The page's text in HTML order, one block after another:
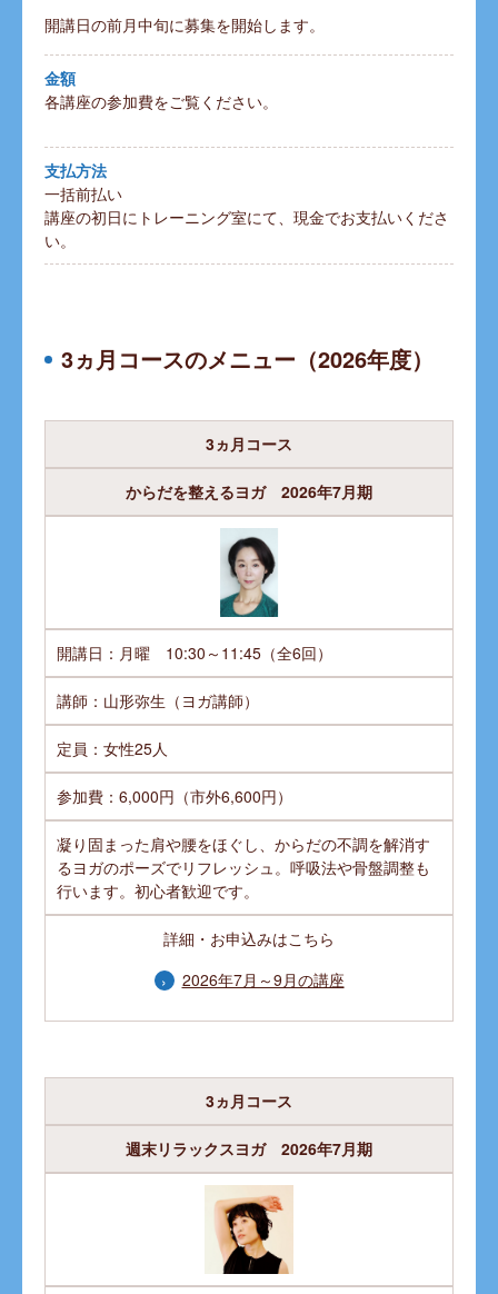
開講日の前月中旬に募集を開始します。
金額
各講座の参加費をご覧ください。
支払方法
一括前払い
講座の初日にトレーニング室にて、現金でお支払いくださ
い。
3ヵ月コースのメニュー（2026年度）
3ヵ月コース
からだを整えるヨガ 2026年7月期
開講日：月曜 10:30～11:45（全6回）
講師：山形弥生（ヨガ講師）
定員：女性25人
参加費：6,000円（市外6,600円）
凝り固まった肩や腰をほぐし、からだの不調を解消す
るヨガのポーズでリフレッシュ。呼吸法や骨盤調整も
行います。初心者歓迎です。
詳細・お申込みはこちら
2026年7月～9月の講座
3ヵ月コース
週末リラックスヨガ 2026年7月期